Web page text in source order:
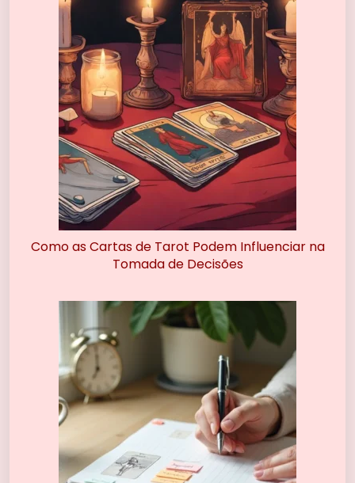
Como as Cartas de Tarot Podem Influenciar na
Tomada de Decisões